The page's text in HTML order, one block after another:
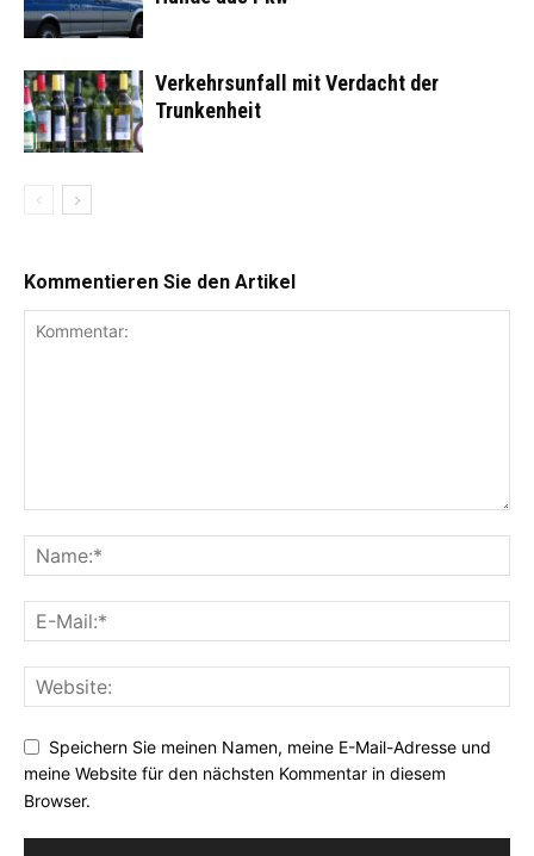
Verkehrsunfall mit Verdacht der
Trunkenheit
Kommentieren Sie den Artikel
Speichern Sie meinen Namen, meine E-Mail-Adresse und
meine Website für den nächsten Kommentar in diesem
Browser.